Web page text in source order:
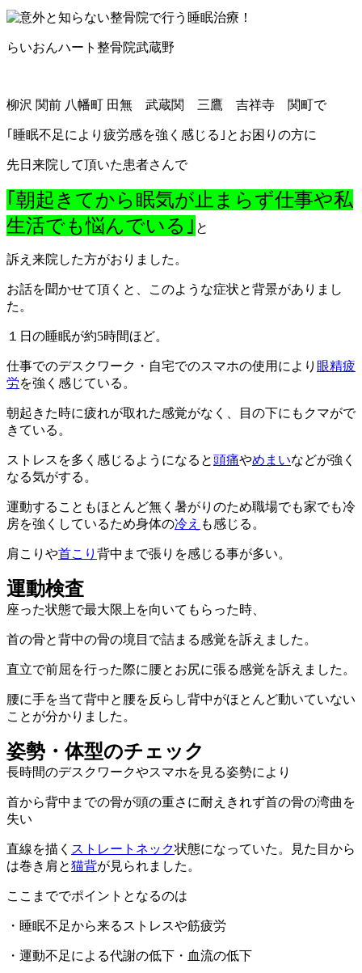
らいおんハート整骨院武蔵野
柳沢 関前 八幡町 田無 武蔵関 三鷹 吉祥寺 関町で
｢睡眠不足により疲労感を強く感じる｣とお困りの方に
先日来院して頂いた患者さんで
｢ 朝起きてから眠気が止まらず仕事や私
生活でも悩んでいる｣ と
訴え来院した方がおりました。
お話を聞かせて頂くと、このような症状と背景がありまし
た。
１日の睡眠が約5時間ほど。
仕事でのデスクワーク・自宅でのスマホの使用により 眼精疲
労を強く感じている。
朝起きた時に疲れが取れた感覚がなく、目の下にもクマがで
きている。
ストレスを多く感じるようになると頭痛やめまいなどが強く
なる気がする。
運動することもほとんど無く暑がりのため職場でも家でも冷
房を強くしているため身体の冷え も感じる。
肩こりや首こり 背中まで張りを感じる事が多い。
運動検査
座った状態で最大限上を向いてもらった時、
首の骨と背中の骨の境目で詰まる感覚を訴えました。
直立で前屈を行った際に腰とお尻に張る感覚を訴えました。
腰に手を当て背中と腰を反らし背中がほとんど動いていない
ことが分かりました。
姿勢・体型のチェック
長時間のデスクワークやスマホを見る姿勢により
首から背中までの骨が頭の重さに耐えきれず首の骨の湾曲を
失い
直線を描く ストレートネック状態になっていた。見た目から
は巻き肩と猫背が見られました。
ここまででポイントとなるのは
・睡眠不足から来るストレスや筋疲労
・運動不足による代謝の低下・血流の低下